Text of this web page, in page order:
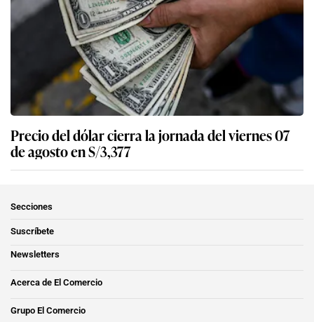
Precio del dólar cierra la jornada del viernes 07
de agosto en S/3,377
Secciones
Suscríbete
Newsletters
Acerca de El Comercio
Grupo El Comercio